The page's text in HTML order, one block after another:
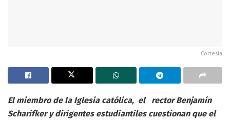
Cortesía
El miembro de la Iglesia católica, el rector Benjamín
Scharifker y dirigentes estudiantiles cuestionan que el